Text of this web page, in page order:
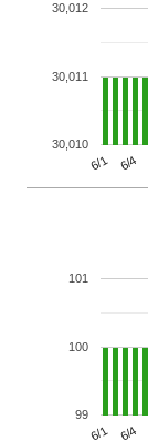
6/1 6/4
30,010
30,011
30,012
6/1 6/4
99
100
101